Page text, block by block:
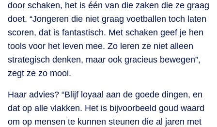
door schaken, het is één van die zaken die ze graag
doet. “Jongeren die niet graag voetballen toch laten
scoren, dat is fantastisch. Met schaken geef je hen
tools voor het leven mee. Zo leren ze niet alleen
strategisch denken, maar ook gracieus bewegen”,
zegt ze zo mooi.
Haar advies? “Blijf loyaal aan de goede dingen, en
dat op alle vlakken. Het is bijvoorbeeld goud waard
om op mensen te kunnen steunen die al jaren met